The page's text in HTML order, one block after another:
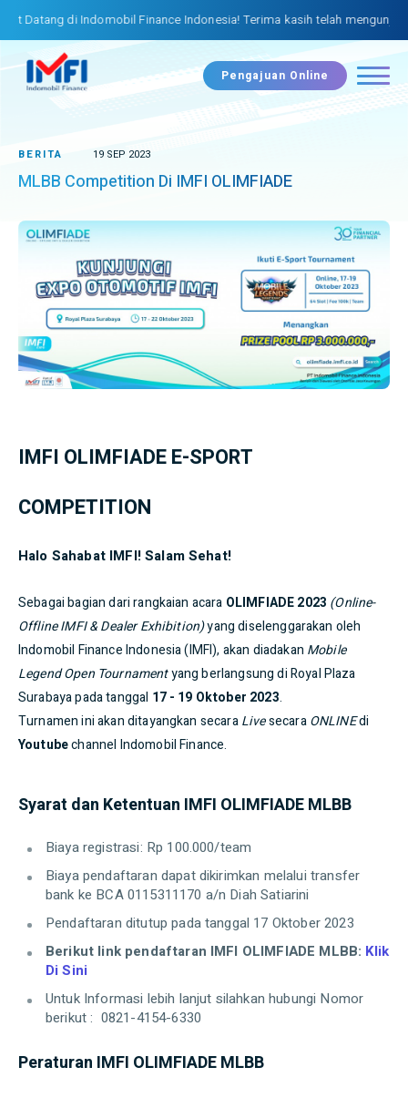
di Indomobil Finance Indonesia! Terima kasih telah mengunjungi
Pengajuan Online
BERITA 19 SEP 2023
MLBB Competition Di IMFI OLIMFIADE
IMFI OLIMFIADE E-SPORT
COMPETITION
Halo Sahabat IMFI! Salam Sehat!
Sebagai bagian dari rangkaian acara OLIMFIADE 2023 (Online-
Offline IMFI & Dealer Exhibition)yang diselenggarakan oleh
Indomobil Finance Indonesia (IMFI), akan diadakan Mobile
Legend Open Tournamentyang berlangsung di Royal Plaza
Surabaya pada tanggal 17 - 19 Oktober 2023.
Turnamen ini akan ditayangkan secaraLivesecaraONLINEdi
Youtubechannel Indomobil Finance.
Syarat dan Ketentuan IMFI OLIMFIADE MLBB
Biaya registrasi: Rp 100.000/team
Biaya pendaftaran dapat dikirimkan melalui transfer
bank ke BCA 0115311170 a/n Diah Satiarini
Pendaftaran ditutup pada tanggal 17 Oktober 2023
Berikut link pendaftaran IMFI OLIMFIADE MLBB: Klik
Di Sini
Untuk Informasi lebih lanjut silahkan hubungi Nomor
berikut : 0821-4154-6330
Peraturan IMFI OLIMFIADE MLBB